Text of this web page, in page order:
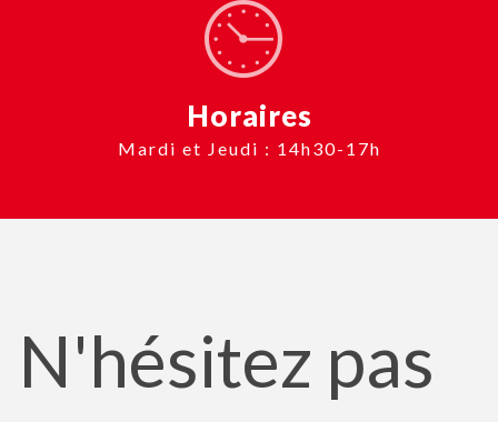
Horaires
Mardi et Jeudi : 14h30-17h
N'hésitez pas